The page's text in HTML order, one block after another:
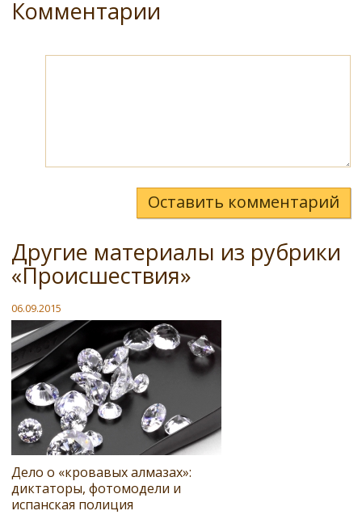
Комментарии
Оставить комментарий
Другие материалы из рубрики
«Происшествия»
06.09.2015
Дело о «кровавых алмазах»:
диктаторы, фотомодели и
испанская полиция